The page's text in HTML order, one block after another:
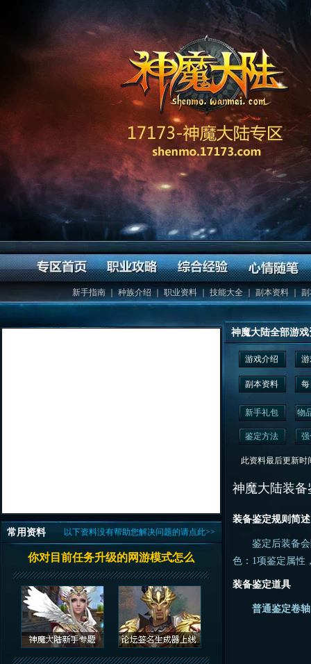
新手指南 种族介绍 ｜ 职业资料 ｜技能大全｜ 副本资料 ｜
以下资料没有帮助您解决问题的请点此>>
常用资料
你对目前任务升级的网游模式怎么
神魔大陆全部游戏
游戏介绍
副本资料
新手礼包 物
鉴定方法
此资料最后更新时
神魔大陆装
装备鉴定规则简述
鉴定后装备会
色：1项鉴定属性
装备鉴定道具
普通鉴定卷轴